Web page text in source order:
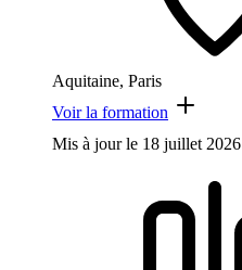
Aquitaine, Paris
Voir la formation
Mis à jour le 18 juillet 2026